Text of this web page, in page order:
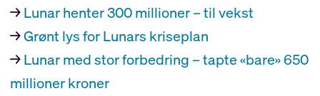
→Lunar henter 300 millioner – til vekst
→Grønt lys for Lunars kriseplan
→Lunar med stor forbedring – tapte «bare» 650
millioner kroner